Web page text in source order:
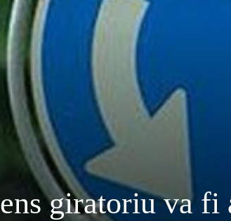
giratoriu va fi